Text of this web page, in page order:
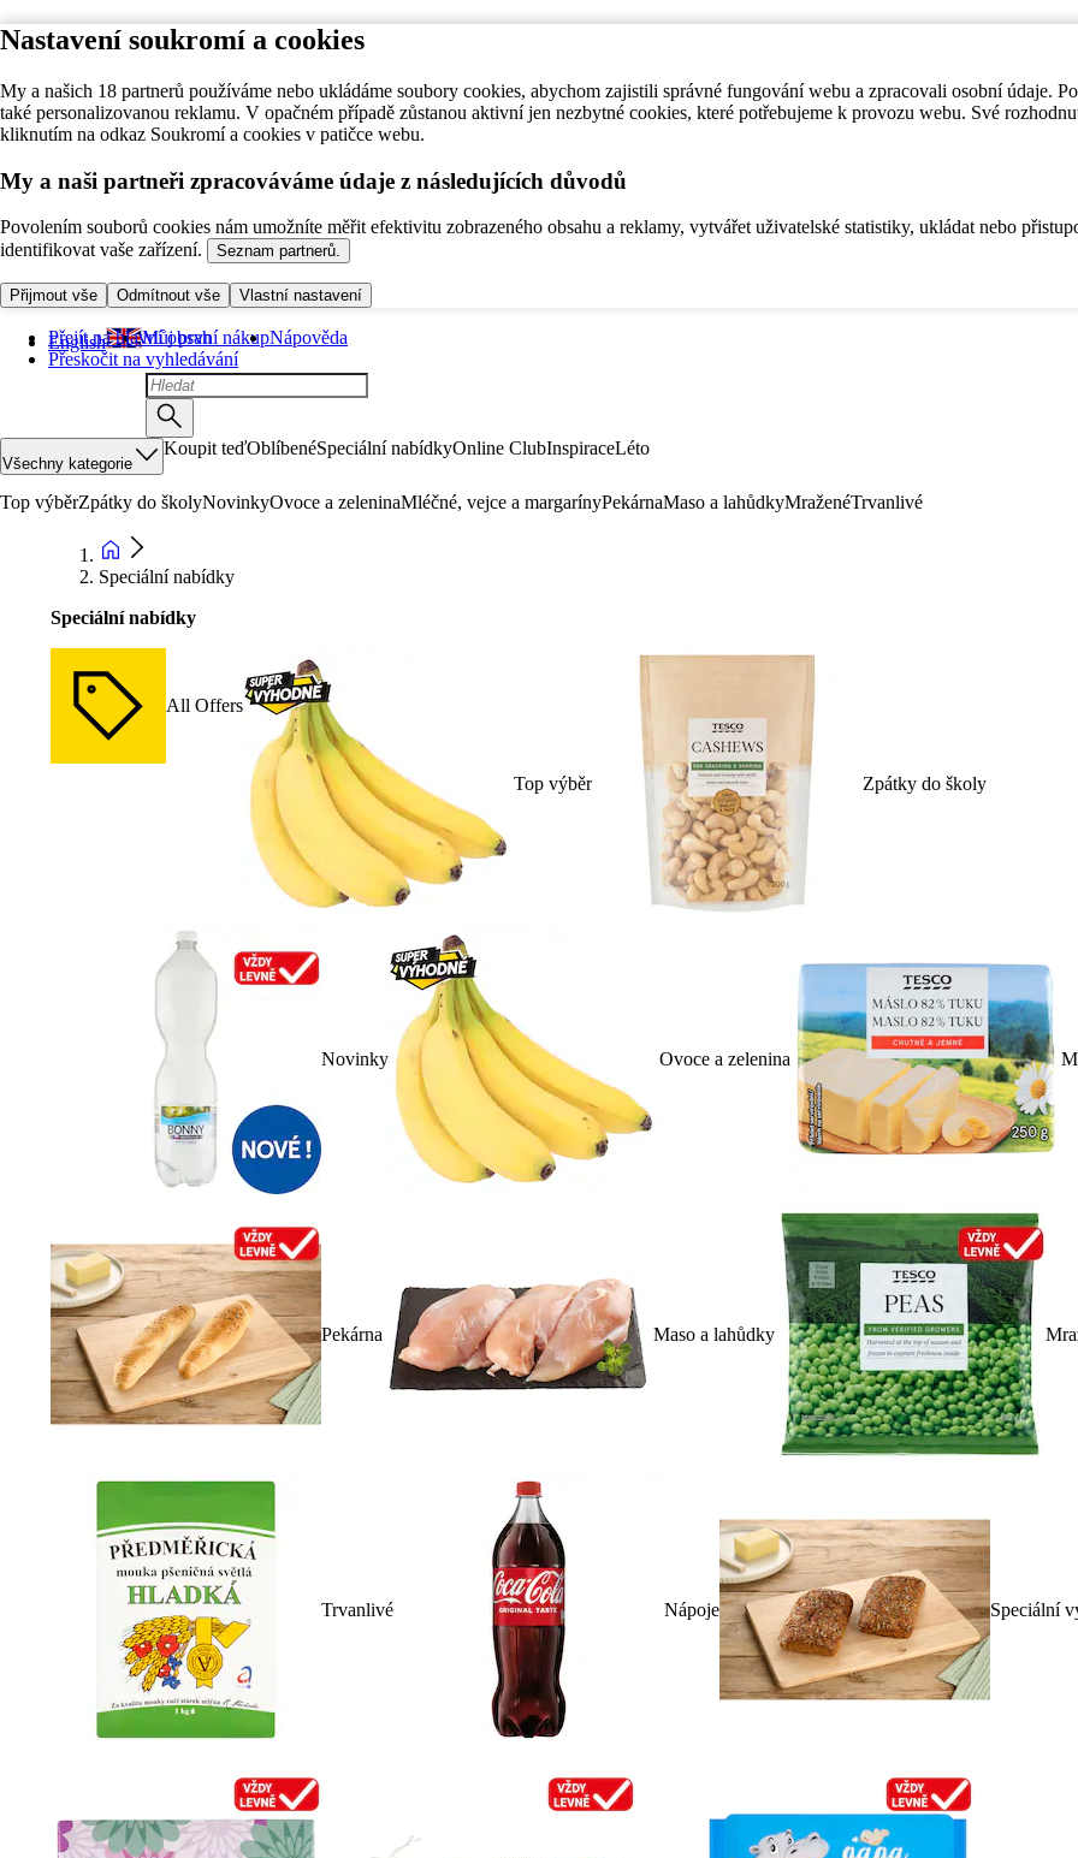
Nastavení soukromí a cookies
My a našich 18 partnerů používáme nebo ukládáme soubory cookies, abychom zajistili správné fungování webu a zpracovali osobní údaje.
také personalizovanou reklamu. V opačném případě zůstanou aktivní jen nezbytné cookies, které potřebujeme k provozu webu. Své
kliknutím na odkaz Soukromí a cookies v patičce webu.
My a naši partneři zpracováváme údaje z následujících důvodů
Povolením souborů cookies nám umožníte měřit efektivitu zobrazeného obsahu a reklamy, vytvářet uživatelské statistiky, ukládat nebo
identifikovat vaše zařízení.
Seznam partnerů.
Přijmout vše Odmítnout vše Vlastní nastavení
Přejít na hlavní obsah
Přeskočit na vyhledávání
English Můj první nákupNápověda
Všechny kategorie
Koupit teďOblíbenéSpeciální nabídkyOnline ClubInspiraceLéto
Top výběrZpátky do školyNovinkyOvoce a zeleninaMléčné, vejce a margarínyPekárnaMaso a lahůdkyMraženéTrvanlivé
Speciální nabídky
Speciální nabídky
All Offers
Top výběr Zpátky do školy
Novinky Ovoce a zelenina
Pekárna Maso a lahůdky
Trvanlivé Nápoje Speciální